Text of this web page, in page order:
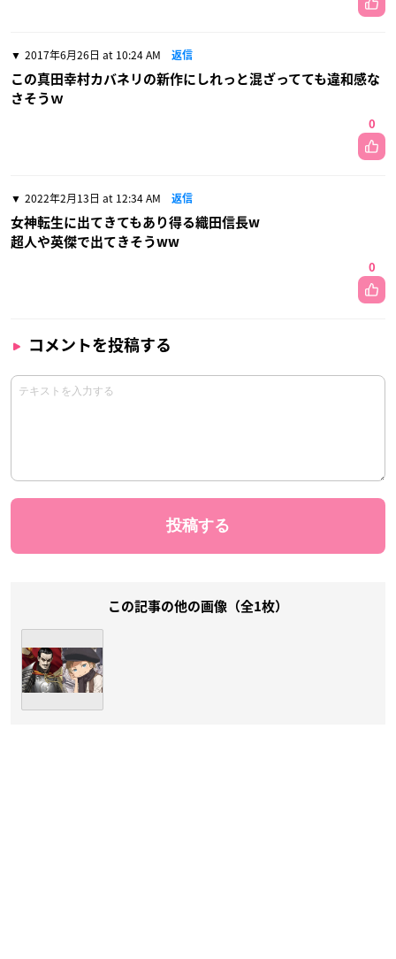
2017年6月26日 at 10:24 AM 返信
この真田幸村カバネリの新作にしれっと混ざってても違和感な
さそうｗ
0
2022年2月13日 at 12:34 AM 返信
女神転生に出てきてもあり得る織田信長w
超人や英傑で出てきそうww
0
コメントを投稿する
この記事の他の画像（全1枚）